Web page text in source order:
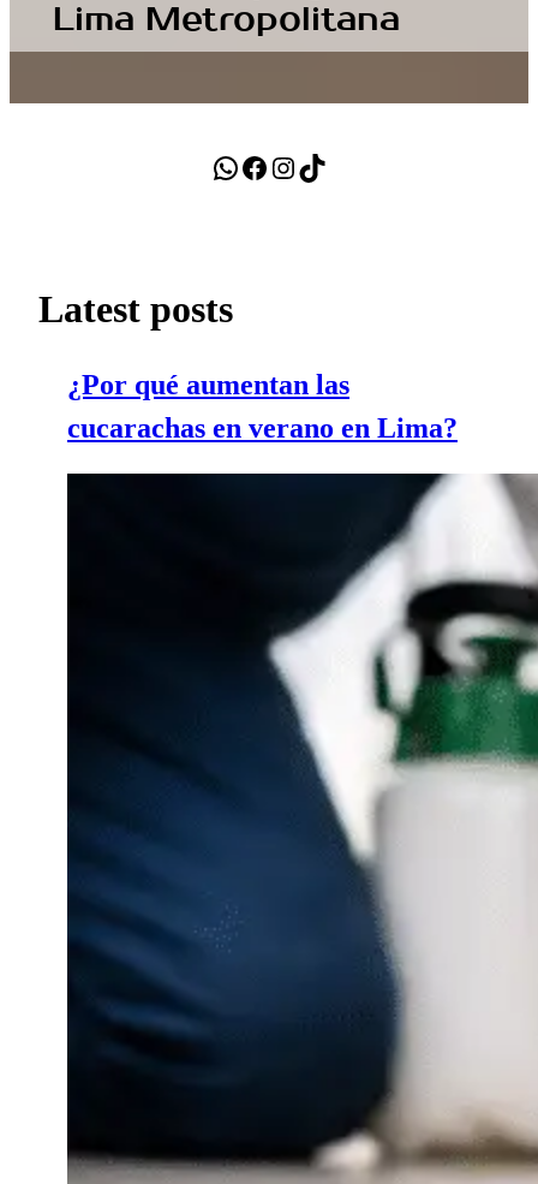
Lima Metropolitana
WhatsApp
Facebook
Instagram
TikTok
Latest posts
¿Por qué aumentan las
cucarachas en verano en Lima?